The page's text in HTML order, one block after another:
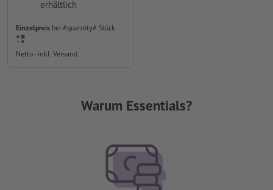
erhältlich
Einzelpreis bei #quantity# Stück
Netto - inkl. Versand
Warum Essentials?